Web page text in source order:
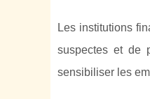
Les institutions
suspectes et de
sensibiliser les